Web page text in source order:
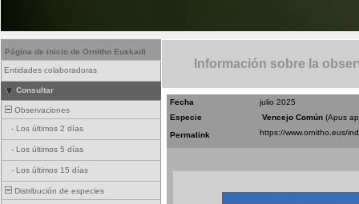
Página de inicio de Ornitho Euskadi
Entidades colaboradoras
Consultar
Observaciones
- Los últimos 2 días
- Los últimos 5 días
- Los últimos 15 días
Distribución de especies
Información sobre la
Fecha
julio 2025
Especie
Vencejo Común (Apus
Permalink